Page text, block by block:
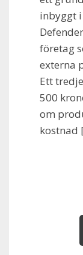
inbyggt
företag
externa
Ett
500
om
kostnad